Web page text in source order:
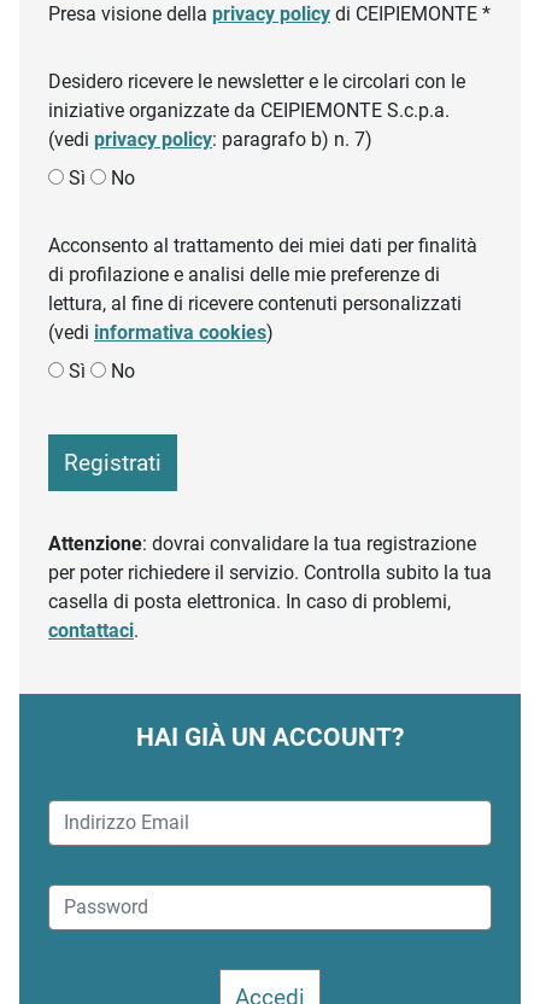
Presa visione della privacy policy di CEIPIEMONTE *
Desidero ricevere le newsletter e le circolari con le
iniziative organizzate da CEIPIEMONTE S.c.p.a.
(vedi privacy policy: paragrafo b) n. 7)
Sì
No
Acconsento al trattamento dei miei dati per finalità
di profilazione e analisi delle mie preferenze di
lettura, al fine di ricevere contenuti personalizzati
(vedi informativa cookies)
Sì
No
Registrati
Attenzione: dovrai convalidare la tua registrazione
per poter richiedere il servizio. Controlla subito la tua
casella di posta elettronica. In caso di problemi,
contattaci.
HAI GIÀ UN ACCOUNT?